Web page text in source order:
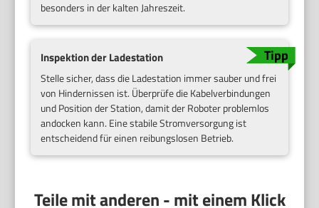
besonders in der kalten Jahreszeit.
Inspektion der Ladestation
Stelle sicher, dass die Ladestation immer sauber und frei
von Hindernissen ist. Überprüfe die Kabelverbindungen
und Position der Station, damit der Roboter problemlos
andocken kann. Eine stabile Stromversorgung ist
entscheidend für einen reibungslosen Betrieb.